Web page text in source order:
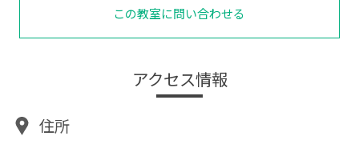
この教室に問い合わせる
アクセス情報
住所